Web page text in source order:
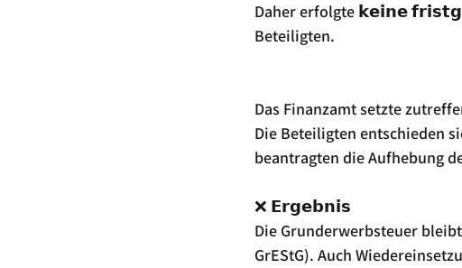
Daher erfolgte 𝗸𝗲𝗶𝗻𝗲
Beteiligten.
Das Finanzamt setzte
Die Beteiligten
beantragten die Aufhebung
❌ 𝗘𝗿𝗴𝗲𝗯𝗻𝗶𝘀
Die Grunderwerbsteuer
GrEStG). Auch